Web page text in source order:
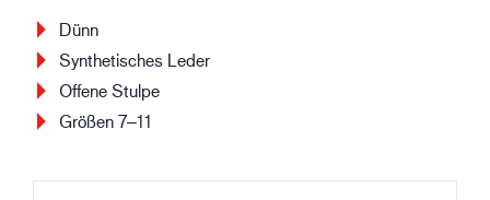
Dünn
Synthetisches Leder
Offene Stulpe
Größen 7‒11